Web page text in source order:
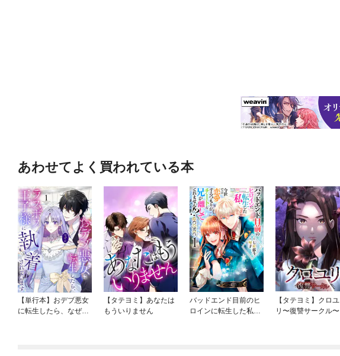
あわせてよく買われている本
【単行本】おデブ悪女
に転生したら、なぜか
【タテヨミ】あなたは
もういりません
バッドエンド目前のヒ
ロインに転生した私、
【タテヨミ】クロユ
リ〜復讐サークル〜